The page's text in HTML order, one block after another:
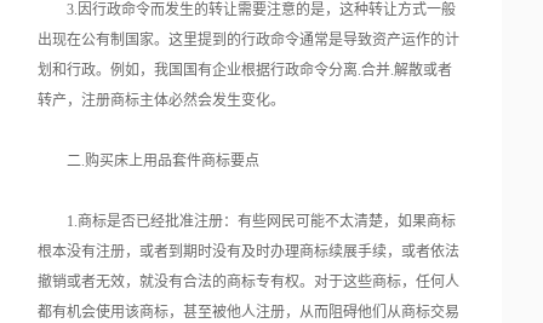
3.因行政命令而发生的转让需要注意的是，这种转让方式一般
出现在公有制国家。这里提到的行政命令通常是导致资产运作的计
划和行政。例如，我国国有企业根据行政命令分离.合并.解散或者
转产，注册商标主体必然会发生变化。
二.购买床上用品套件商标要点
1.商标是否已经批准注册：有些网民可能不太清楚，如果商标
根本没有注册，或者到期时没有及时办理商标续展手续，或者依法
撤销或者无效，就没有合法的商标专有权。对于这些商标，任何人
都有机会使用该商标，甚至被他人注册，从而阻碍他们从商标交易